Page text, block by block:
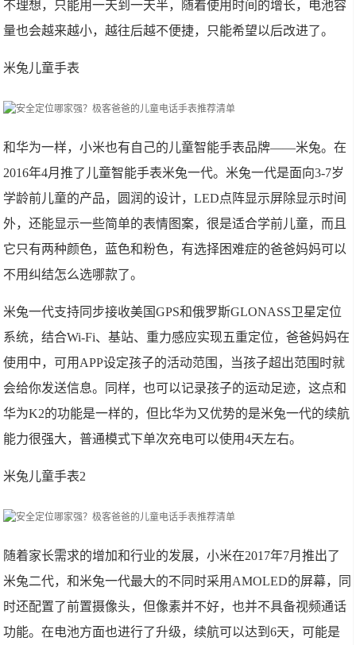
不理想，只能用一天到一天半，随着使用时间的增长，电池容
量也会越来越小，越往后越不便捷，只能希望以后改进了。
米兔儿童手表
和华为一样，小米也有自己的儿童智能手表品牌——米兔。在
2016年4月推了儿童智能手表米兔一代。米兔一代是面向3-7岁
学龄前儿童的产品，圆润的设计，LED点阵显示屏除显示时间
外，还能显示一些简单的表情图案，很是适合学前儿童，而且
它只有两种颜色，蓝色和粉色，有选择困难症的爸爸妈妈可以
不用纠结怎么选哪款了。
米兔一代支持同步接收美国GPS和俄罗斯GLONASS卫星定位
系统，结合Wi-Fi、基站、重力感应实现五重定位，爸爸妈妈在
使用中，可用APP设定孩子的活动范围，当孩子超出范围时就
会给你发送信息。同样，也可以记录孩子的运动足迹，这点和
华为K2的功能是一样的，但比华为又优势的是米兔一代的续航
能力很强大，普通模式下单次充电可以使用4天左右。
米兔儿童手表2
随着家长需求的增加和行业的发展，小米在2017年7月推出了
米兔二代，和米兔一代最大的不同时采用AMOLED的屏幕，同
时还配置了前置摄像头，但像素并不好，也并不具备视频通话
功能。在电池方面也进行了升级，续航可以达到6天，可能是